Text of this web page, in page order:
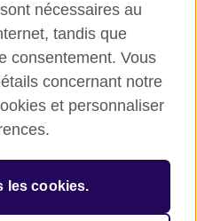
actions simplifiée
Council, l’agence
domaines de l’éducation
Council in France société par
une société inscrite en
n° 847 719 473. Adresse :
France. Le British Council
et SC037733 (Ecosse).
London E20 1JQ,
nécessaires au
tandis que
consentement. Vous
concernant notre
et personnaliser
les cookies.